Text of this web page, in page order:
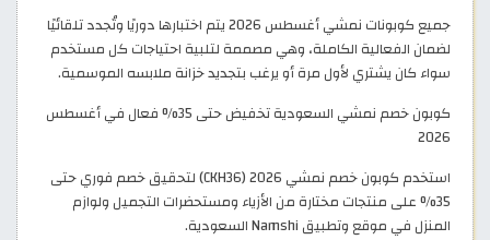
جميع كوبونات نمشي أغسطس 2026 يتم اختبارها دوريًا وتُجدد تلقائيًا
لضمان الفعالية الكاملة، وهي مصممة لتلبية احتياجات كل مستخدم
سواء كان يشتري لأول مرة أو يرغب بتجديد خزانة ملابسه الموسمية.
كوبون خصم نمشي السعودية تخفيض حتى 35% فعال في أغسطس
2026
استخدم كوبون خصم نمشي 2026 (CKH36) لتحقيق خصم فوري حتى
35% على منتجات مختارة من الأزياء ومستحضرات التجميل ولوازم
المنزل في موقع وتطبيق Namshi السعودية.